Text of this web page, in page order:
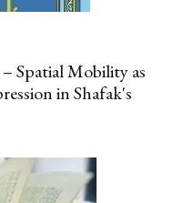
Spatial Mobility as
in Shafak's